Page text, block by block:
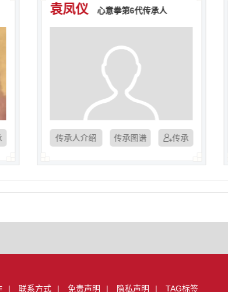
袁凤仪 心意拳第6代传承人
传承人介绍 传承图谱 传承
| 联系方式 | 免责声明 | 隐私声明 | TAG标签